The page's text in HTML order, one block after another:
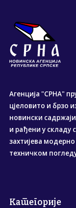
Агенција "СРНА"
цјеловито и брзо
новински
и рађени у складу
захтијева
техничком
Категорије